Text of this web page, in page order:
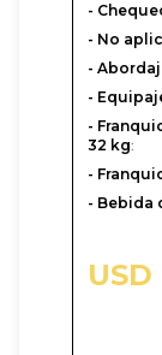
-
- No
-
-
-
32 kg:
-
- Bebida